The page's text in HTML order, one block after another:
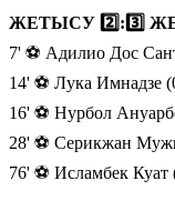
ЖЕТЫСУ 2️⃣:3️⃣
7' ⚽️ Адилио Дос
14' ⚽️ Лука Имнадзе
16' ⚽️ Нурбол
28' ⚽️ Серикжан
76' ⚽️ Исламбек Куат